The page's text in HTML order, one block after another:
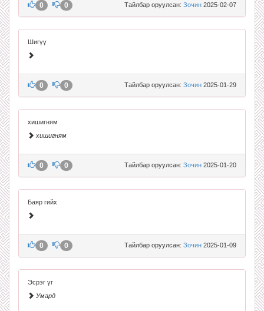
Тайлбар оруулсан: Зочин 2025-02-07
0 0
Шигүү
Тайлбар оруулсан: Зочин 2025-01-29
0 0
хишигням
хишигням
Тайлбар оруулсан: Зочин 2025-01-20
0 0
Баяр гийх
Тайлбар оруулсан: Зочин 2025-01-09
0 0
Эсрэг үг
Умард